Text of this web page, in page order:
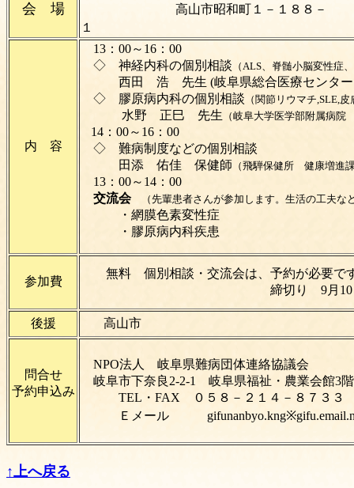
会 場
高山市昭和町１－１８８－
１
内 容
13：00～16：00
◇ 神経内科の個別相談 （ALS、脊髄小脳変性症
西田 浩 先生 (岐阜県総合医療センタ
◇ 膠原病内科の個別相談 （関節リウマチ,SLE,
水野 正巳 先生 （岐阜大学医学部附属病
14：00～16：00
◇ 難病制度などの個別相談
田添 佑佳 保健師 （飛騨保健所 健康増進
13：00～14：00
交流会（先輩患者さんが参加します。生活の工夫な
・網膜色素変性症
・膠原病内科疾患
参加費
無料 個別相談・交流会は、予約が必要で
締切り 9月10日(
後援 高山市
問合せ
予約申込み
NPO法人 岐阜県難病団体連絡協議会
岐阜市下奈良2-2-1 岐阜県
TEL・FAX ０５８－２１４－８７３３
Ｅメール
↑上へ戻る